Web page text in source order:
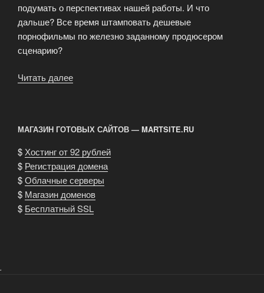
подумать о перспективах нашей работы. И что
дальше? Все время штамповать дешевые
порнофильмы по железно заданному продюсером
сценарию?
Читать далее
же
цвета…»
МАГАЗИН ГОТОВЫХ САЙТОВ — MARTSITE.RU
$Хостинг от 92 рублей
$ Регистрация домена
$Облачные серверы
$ Магазин доменов
$ Бесплатный SSL
.